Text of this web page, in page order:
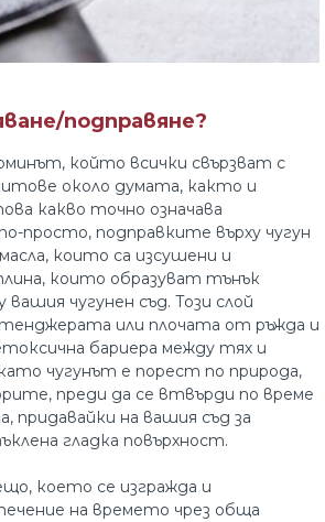
подправяне?
който всички свързват с
около думата, както и
какво точно означава
просто, подправките върху чугун
които са изсушени и
които образуват тънък
чугунен съд. Този слой
или плочата от ръжда и
бариера между тях и
чугунът е порест по природа,
преди да се втвърди по време
придавайки на вашия съд за
гладка повърхност.
което се изгражда и
на времето чрез обща